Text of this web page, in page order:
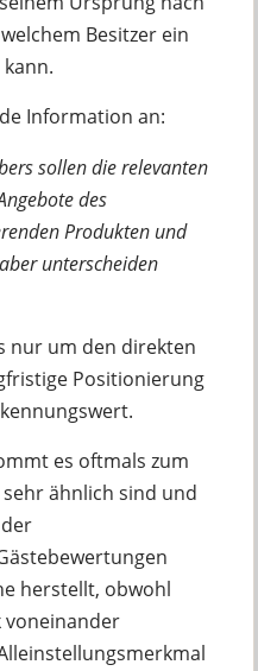
Besitzer ein
Information an:
sollen die relevanten
des
Produkten und
unterscheiden
nur um den direkten
Positionierung
es oftmals zum
ähnlich sind und
herstellt, obwohl
voneinander